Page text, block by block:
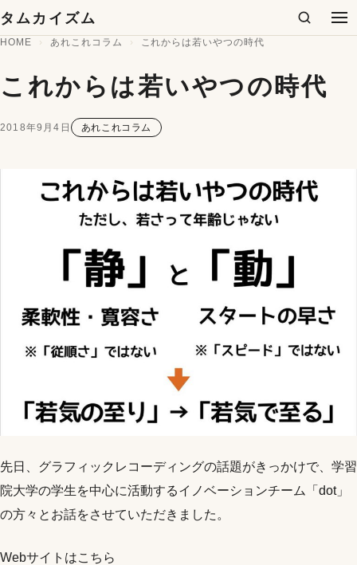
コンテンツへスキップ
タムカイズム 検索 メ
HOME あれこれコラム これからは若いやつの時代
これからは若いやつの時代
2018年9月4日 あれこれコラム
先日、グラフィックレコーディングの話題がきっかけで、学習
院大学の学生を中心に活動するイノベーションチーム「dot」
の方々とお話をさせていただきました。
Webサイトはこちら